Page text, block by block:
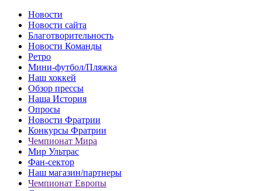
Новости
Новости сайта
Благотворительность
Новости Команды
Ретро
Мини-футбол/Пляжка
Наш хоккей
Обзор прессы
Наша История
Опросы
Новости Фратрии
Конкурсы Фратрии
Чемпионат Мира
Мир Ультрас
Фан-cектор
Наш магазин/партнеры
Чемпионат Европы